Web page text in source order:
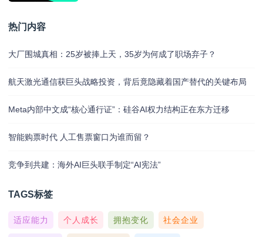
热门内容
大厂围城真相：25岁被捧上天，35岁为何成了职场弃子？
航天激光通信获巨头战略投资，背后竟隐藏着国产替代的关键布局
Meta内部中文成“核心通行证”：硅谷AI权力结构正在东方迁移
智能购票时代 人工售票窗口为谁而留？
竞争到共建：海外AI巨头联手制定“AI宪法”
TAGS标签
适应能力 个人成长 拥抱变化 社会企业